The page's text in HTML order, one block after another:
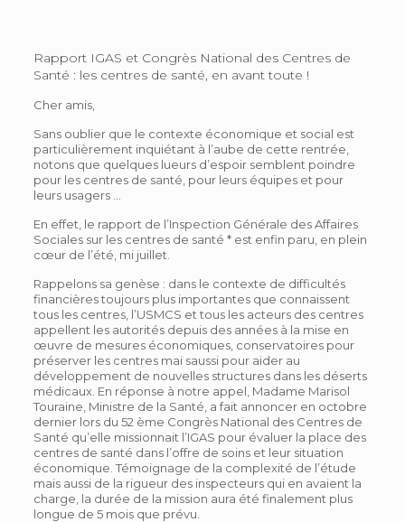
Rapport IGAS et Congrès National des Centres de
Santé : les centres de santé, en avant toute !
Cher amis,
Sans oublier que le contexte économique et social est
particulièrement inquiétant à l’aube de cette rentrée,
notons que quelques lueurs d’espoir semblent poindre
pour les centres de santé, pour leurs équipes et pour
leurs usagers …
En effet, le rapport de l’Inspection Générale des Affaires
Sociales sur les centres de santé * est enfin paru, en plein
cœur de l’été, mi juillet.
Rappelons sa genèse : dans le contexte de difficultés
financières toujours plus importantes que connaissent
tous les centres, l’USMCS et tous les acteurs des centres
appellent les autorités depuis des années à la mise en
œuvre de mesures économiques, conservatoires pour
préserver les centres mai saussi pour aider au
développement de nouvelles structures dans les déserts
médicaux. En réponse à notre appel, Madame Marisol
Touraine, Ministre de la Santé, a fait annoncer en octobre
dernier lors du 52 ème Congrès National des Centres de
Santé qu’elle missionnait l’IGAS pour évaluer la place des
centres de santé dans l’offre de soins et leur situation
économique. Témoignage de la complexité de l’étude
mais aussi de la rigueur des inspecteurs qui en avaient la
charge, la durée de la mission aura été finalement plus
longue de 5 mois que prévu.